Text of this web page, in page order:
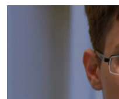
КИТАЙ.ВИКЛИКИ